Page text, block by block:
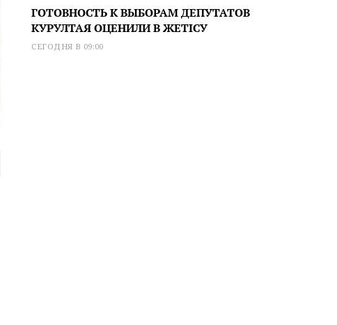
ГОТОВНОСТЬ К ВЫБОРАМ ДЕПУТАТОВ
КУРУЛТАЯ ОЦЕНИЛИ В ЖЕТІСУ
СЕГОДНЯ В 09:00